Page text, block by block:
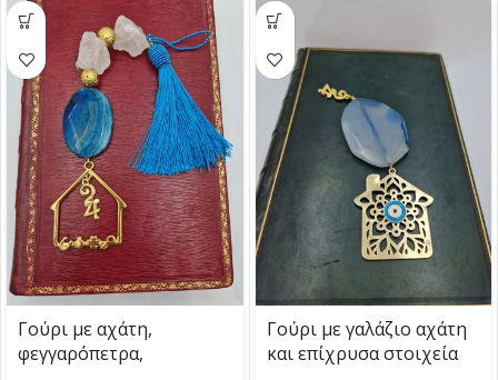
Γούρι με αχάτη,
φεγγαρόπετρα,
Γούρι με γαλάζιο αχάτη
και επίχρυσα στοιχεία